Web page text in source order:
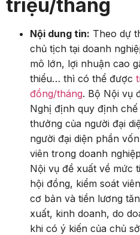
triệu/tháng
Nội dung tin: Theo dự
chủ tịch tại doanh
mô lớn, lợi nhuận cao
thiểu… thì có thể được
đồng/tháng. Bộ Nội vụ
Nghị định quy định
thưởng của người đại
người đại diện phần
viên trong doanh
Nội vụ đề xuất về mức
hội đồng, kiểm soát
cơ bản và tiền lương
xuất, kinh doanh, do
khi có ý kiến của chủ